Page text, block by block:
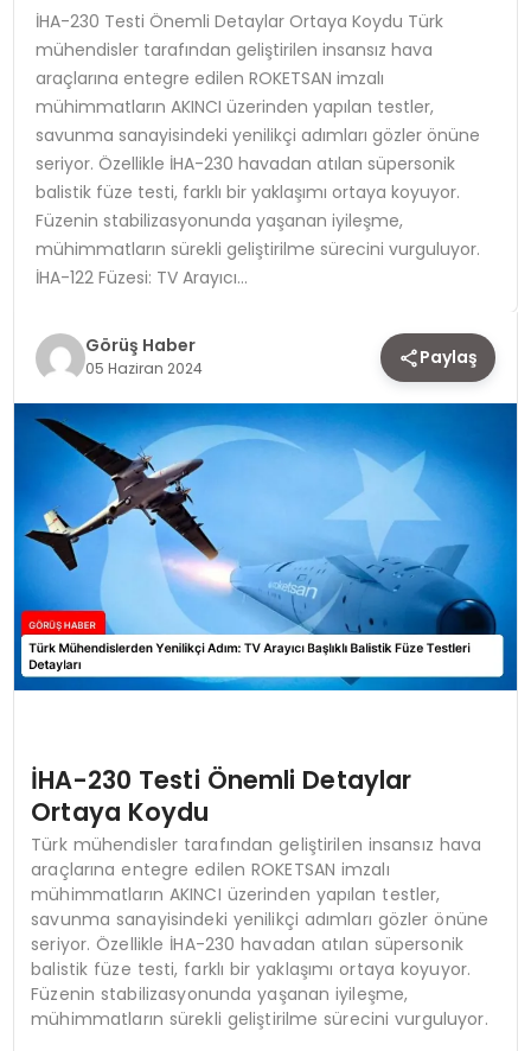
SPOR
TEKNOLOJI
YAŞAM
İHA-230 Testi Önemli Detaylar Ortaya Koydu Türk
mühendisler tarafından geliştirilen insansız hava
araçlarına entegre edilen ROKETSAN imzalı
mühimmatların AKINCI üzerinden yapılan testler,
savunma sanayisindeki yenilikçi adımları gözler önüne
seriyor. Özellikle İHA-230 havadan atılan süpersonik
balistik füze testi, farklı bir yaklaşımı ortaya koyuyor.
Füzenin stabilizasyonunda yaşanan iyileşme,
mühimmatların sürekli geliştirilme sürecini vurguluyor.
İHA-122 Füzesi: TV Arayıcı…
Görüş Haber
05 Haziran 2024 Paylaş
İHA-230 Testi Önemli Detaylar
Ortaya Koydu
Türk mühendisler tarafından geliştirilen insansız hava
araçlarına entegre edilen ROKETSAN imzalı
mühimmatların AKINCI üzerinden yapılan testler,
savunma sanayisindeki yenilikçi adımları gözler önüne
seriyor. Özellikle İHA-230 havadan atılan süpersonik
balistik füze testi, farklı bir yaklaşımı ortaya koyuyor.
Füzenin stabilizasyonunda yaşanan iyileşme,
mühimmatların sürekli geliştirilme sürecini vurguluyor.